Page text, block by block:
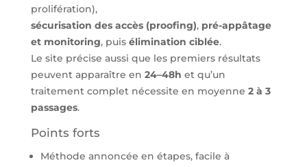
prolifération),
sécurisation des accès (proofing), pré-appâtage
et monitoring, puis élimination ciblée.
Le site précise aussi que les premiers résultats
peuvent apparaître en 24–48h et qu’un
traitement complet nécessite en moyenne 2 à 3
passages.
Points forts
Méthode annoncée en étapes, facile à